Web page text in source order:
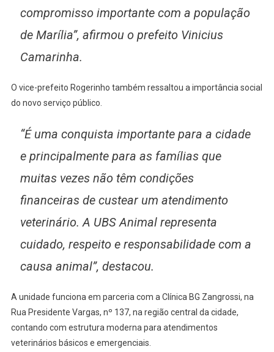
compromisso importante com a população
de Marília”, afirmou o prefeito Vinicius
Camarinha.
O vice-prefeito Rogerinho também ressaltou a importância social
do novo serviço público.
“É uma conquista importante para a cidade
e principalmente para as famílias que
muitas vezes não têm condições
financeiras de custear um atendimento
veterinário. A UBS Animal representa
cuidado, respeito e responsabilidade com a
causa animal”, destacou.
A unidade funciona em parceria com a Clínica BG Zangrossi, na
Rua Presidente Vargas, nº 137, na região central da cidade,
contando com estrutura moderna para atendimentos
veterinários básicos e emergenciais.